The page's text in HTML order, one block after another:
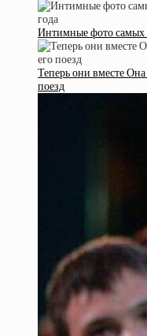
Интимные фото самых
Теперь они вместе
поезд